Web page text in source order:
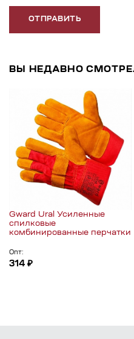
ОТПРАВИТЬ
ВЫ НЕДАВНО
Gward Ural Усиленные
спилковые
комбинированные перчатки
Опт:
314 ₽